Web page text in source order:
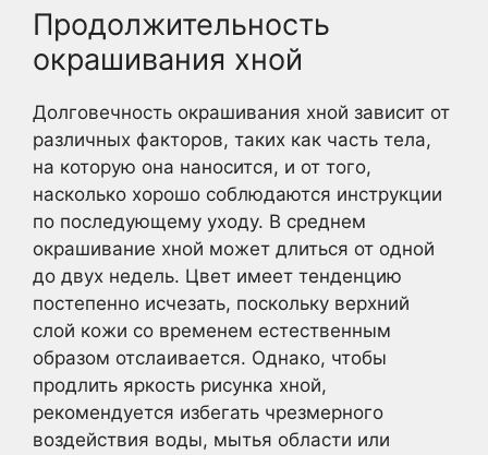
Продолжительность
окрашивания хной
Долговечность окрашивания хной зависит от
различных факторов, таких как часть тела,
на которую она наносится, и от того,
насколько хорошо соблюдаются инструкции
по последующему уходу. В среднем
окрашивание хной может длиться от одной
до двух недель. Цвет имеет тенденцию
постепенно исчезать, поскольку верхний
слой кожи со временем естественным
образом отслаивается. Однако, чтобы
продлить яркость рисунка хной,
рекомендуется избегать чрезмерного
воздействия воды, мытья области или